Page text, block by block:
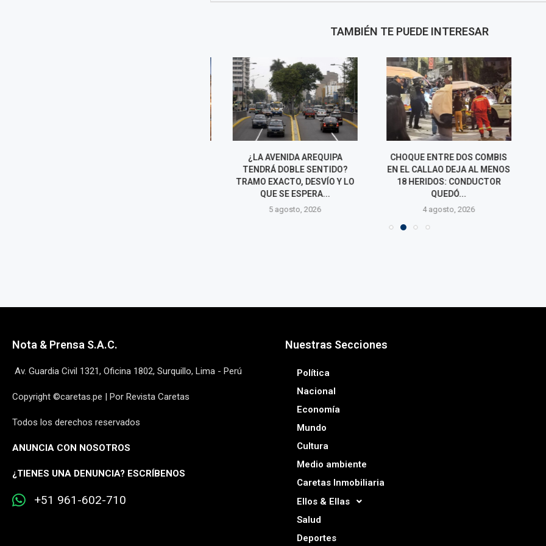
TAMBIÉN TE PUEDE INTERESAR
¿LA AVENIDA AREQUIPA
TENDRÁ DOBLE SENTIDO?
TRAMO EXACTO, DESVÍO Y LO
QUE SE ESPERA...
5 agosto, 2026
CHOQUE ENTRE DOS COMBIS
EN EL CALLAO DEJA AL MENOS
18 HERIDOS: CONDUCTOR
4 agosto, 2026
ATU
AUTOS EN
AVENIDA
Nota & Prensa S.A.C.
Av. Guardia Civil 1321, Oficina 1802, Surquillo, Lima - Perú
Copyright ©caretas.pe | Por Revista Caretas
Todos los derechos reservados
ANUNCIA CON NOSOTROS
¿TIENES UNA DENUNCIA? ESCRÍBENOS
+51 961-602-710
Nuestras Secciones
Política
Nacional
Economía
Mundo
Cultura
Medio ambiente
Caretas Inmobiliaria
Ellos & Ellas
Salud
Deportes